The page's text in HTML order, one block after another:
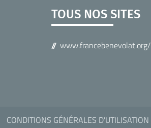
TOUS NOS SITES
www.francebenevolat.org/
CONDITIONS GÉNÉRALES D'UTILISATION